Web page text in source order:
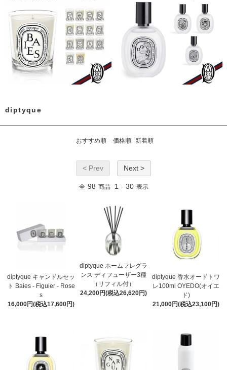
diptyque
おすすめ順 価格順 新着順
< Prev Next >
全 98 商品 1 - 30 表示
diptyque キャンドルセッ
ト Baies - Figuier - Rose
s
16,000円(税込17,600円)
diptyque ホームフレグラ
ンス ディフューザー3種
（リフィル付）
24,200円(税込26,620円)
diptyque 香水オードトワ
レ100ml OYEDO(オイエ
ド)
21,000円(税込23,100円)